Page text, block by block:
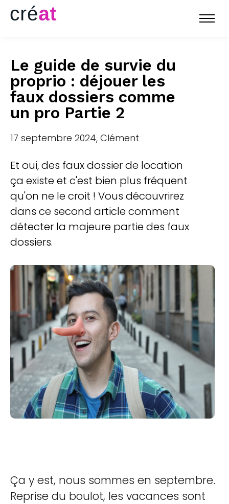
Le guide de survie du
proprio : déjouer les
faux dossiers comme
un pro Partie 2
17 septembre 2024, Clément
Et oui, des faux dossier de location
ça existe et c'est bien plus fréquent
qu'on ne le croit ! Vous découvrirez
dans ce second article comment
détecter la majeure partie des faux
dossiers.
Ça y est, nous sommes en septembre.
Reprise du boulot, les vacances sont